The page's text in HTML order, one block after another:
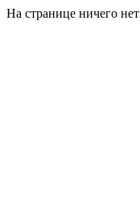
На странице ничего нет